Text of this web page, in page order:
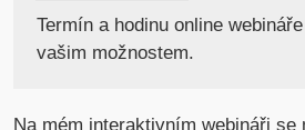
Termín a hodinu online
vašim možnostem.
Na mém interaktivním webináři se